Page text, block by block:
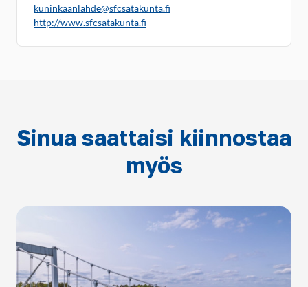
kuninkaanlahde@sfcsatakunta.fi
http://www.sfcsatakunta.fi
Sinua saattaisi kiinnostaa
myös